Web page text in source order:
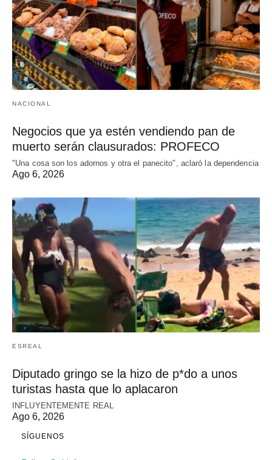
NACIONAL
Negocios que ya estén vendiendo pan de
muerto serán clausurados: PROFECO
"Una cosa son los adornos y otra el panecito", aclaró la dependencia
Ago 6, 2026
ESREAL
Diputado gringo se la hizo de p*do a unos
turistas hasta que lo aplacaron
INFLUYENTEMENTE REAL
Ago 6, 2026
SÍGUENOS